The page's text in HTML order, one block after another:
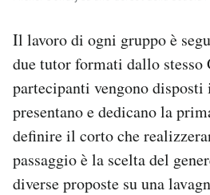
Il lavoro di ogni gruppo è
due tutor formati dallo stesso
partecipanti vengono
presentano e dedicano la
definire il corto che
passaggio è la scelta del
diverse proposte su una